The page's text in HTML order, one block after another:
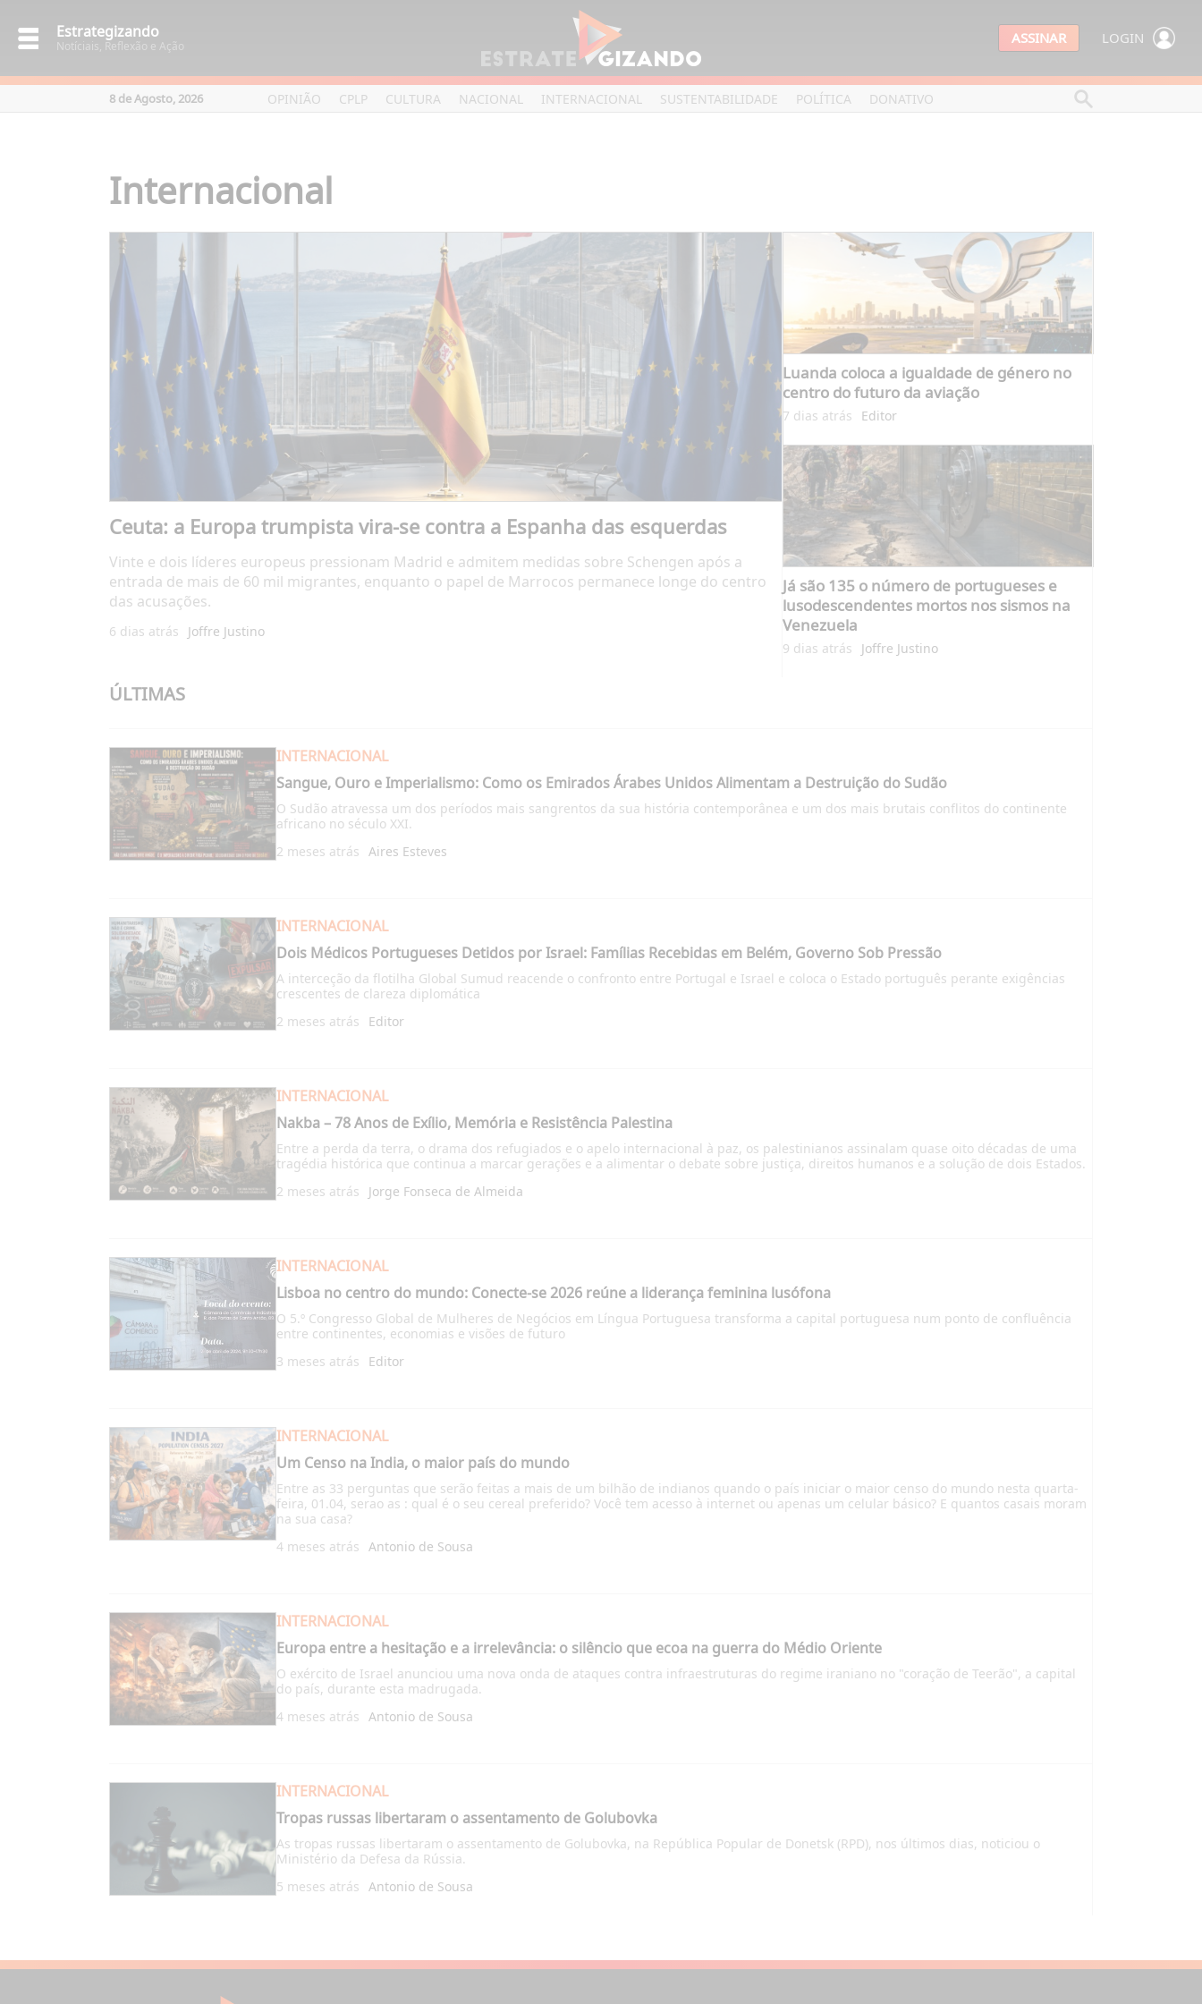
Estrategizando
Notíciais, Reflexão e Ação ASSINAR LOGIN
8 de Agosto, 2026 OPINIÃO CPLP CULTURA NACIONAL INTERNACIONAL SUSTENTABILIDADE POLÍTICA DONATIVO
Internacional
Ceuta: a Europa trumpista vira-se contra a Espanha das esquerdas
Vinte e dois líderes europeus pressionam Madrid e admitem medidas sobre Schengen após a
entrada de mais de 60 mil migrantes, enquanto o papel de Marrocos permanece longe do centro
das acusações.
6 dias atrás Joffre Justino
Luanda coloca a igualdade de género no
centro do futuro da aviação
7 dias atrás Editor
Já são 135 o número de portugueses e
lusodescendentes mortos nos sismos na
Venezuela
9 dias atrás Joffre Justino
ÚLTIMAS
INTERNACIONAL
Sangue, Ouro e Imperialismo: Como os Emirados Árabes Unidos Alimentam a Destruição do Sudão
O Sudão atravessa um dos períodos mais sangrentos da sua história contemporânea e um dos mais brutais conflitos do continente
africano no século XXI.
2 meses atrás Aires Esteves
INTERNACIONAL
Dois Médicos Portugueses Detidos por Israel: Famílias Recebidas em Belém, Governo Sob Pressão
A interceção da flotilha Global Sumud reacende o confronto entre Portugal e Israel e coloca o Estado português perante exigências
crescentes de clareza diplomática
2 meses atrás Editor
INTERNACIONAL
Nakba – 78 Anos de Exílio, Memória e Resistência Palestina
Entre a perda da terra, o drama dos refugiados e o apelo internacional à paz, os palestinianos assinalam quase oito décadas de uma
tragédia histórica que continua a marcar gerações e a alimentar o debate sobre justiça, direitos humanos e a solução de dois Estados.
2 meses atrás Jorge Fonseca de Almeida
INTERNACIONAL
Lisboa no centro do mundo: Conecte-se 2026 reúne a liderança feminina lusófona
O 5.º Congresso Global de Mulheres de Negócios em Língua Portuguesa transforma a capital portuguesa num ponto de confluência
entre continentes, economias e visões de futuro
3 meses atrás Editor
INTERNACIONAL
Um Censo na India, o maior país do mundo
Entre as 33 perguntas que serão feitas a mais de um bilhão de indianos quando o país iniciar o maior censo do mundo nesta quarta-
feira, 01.04, serao as : qual é o seu cereal preferido? Você tem acesso à internet ou apenas um celular básico? E quantos casais moram
na sua casa?
4 meses atrás Antonio de Sousa
INTERNACIONAL
Europa entre a hesitação e a irrelevância: o silêncio que ecoa na guerra do Médio Oriente
O exército de Israel anunciou uma nova onda de ataques contra infraestruturas do regime iraniano no "coração de Teerão", a capital
do país, durante esta madrugada.
4 meses atrás Antonio de Sousa
INTERNACIONAL
Tropas russas libertaram o assentamento de Golubovka
As tropas russas libertaram o assentamento de Golubovka, na República Popular de Donetsk (RPD), nos últimos dias, noticiou o
Ministério da Defesa da Rússia.
5 meses atrás Antonio de Sousa